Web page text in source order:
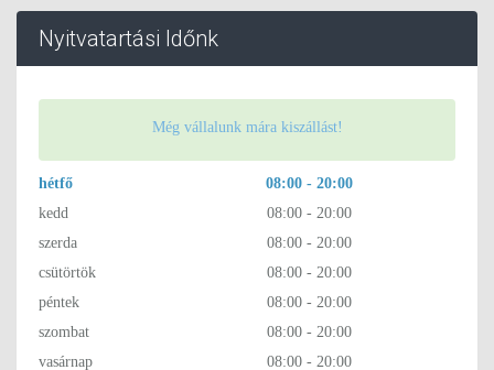
Nyitvatartási Időnk
Még vállalunk mára kiszállást!
hétfő
08:00 - 20:00
kedd
08:00 - 20:00
szerda
08:00 - 20:00
csütörtök
08:00 - 20:00
péntek
08:00 - 20:00
szombat
08:00 - 20:00
vasárnap
08:00 - 20:00